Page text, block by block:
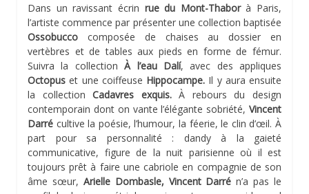
Dans un ravissant écrin rue du Mont-Thaborà Paris,
l’artiste commence par présenter une collection baptisée
Ossobucco composée de chaises au dossier en
vertèbres et de tables aux pieds en forme de fémur.
Suivra la collectionÀ l’eau Dalí, avec des appliques
Octopus et une coiffeuse Hippocampe. Il y aura ensuite
la collectionCadavres exquis.À rebours du design
contemporain dont on vante l’élégante sobriété, Vincent
Darré cultive la poésie, l’humour, la féerie, le clin d’œil. À
part pour sa personnalité : dandy à la gaieté
communicative, figure de la nuit parisienne où il est
toujours prêt à faire une cabriole en compagnie de son
âme sœur, Arielle Dombasle, Vincent Darré n’a pas le